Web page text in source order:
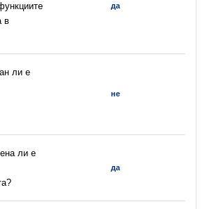
в
да
ли е
не
ли е
да